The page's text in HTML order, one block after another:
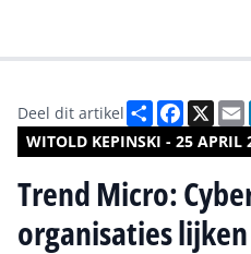
WITOLD KEPINSKI - 25 APRIL
Deel dit artikel Deel X
Trend Micro:
organisaties